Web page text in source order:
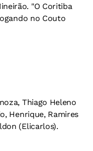
"O Coritiba
no Couto
Thiago Heleno
Henrique, Ramires
(Elicarlos).